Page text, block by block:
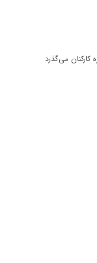
کارکنان می‌گذرد